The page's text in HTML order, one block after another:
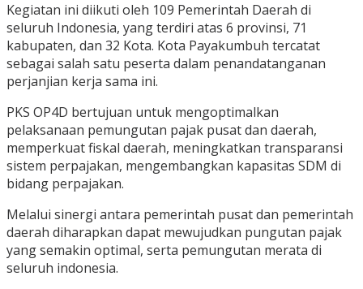
Kegiatan ini diikuti oleh 109 Pemerintah Daerah di
seluruh Indonesia, yang terdiri atas 6 provinsi, 71
kabupaten, dan 32 Kota. Kota Payakumbuh tercatat
sebagai salah satu peserta dalam penandatanganan
perjanjian kerja sama ini.
PKS OP4D bertujuan untuk mengoptimalkan
pelaksanaan pemungutan pajak pusat dan daerah,
memperkuat fiskal daerah, meningkatkan transparansi
sistem perpajakan, mengembangkan kapasitas SDM di
bidang perpajakan.
Melalui sinergi antara pemerintah pusat dan pemerintah
daerah diharapkan dapat mewujudkan pungutan pajak
yang semakin optimal, serta pemungutan merata di
seluruh indonesia.